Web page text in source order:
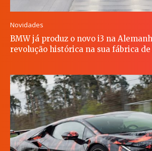
Novidades
BMW já produz o novo i3 na
revolução histórica na sua fábrica